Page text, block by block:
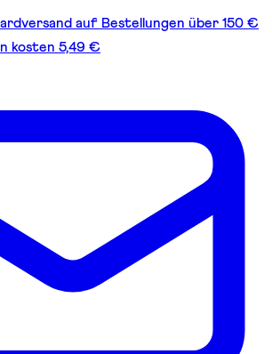
auf Bestellungen über 150 €
kosten 5,49 €